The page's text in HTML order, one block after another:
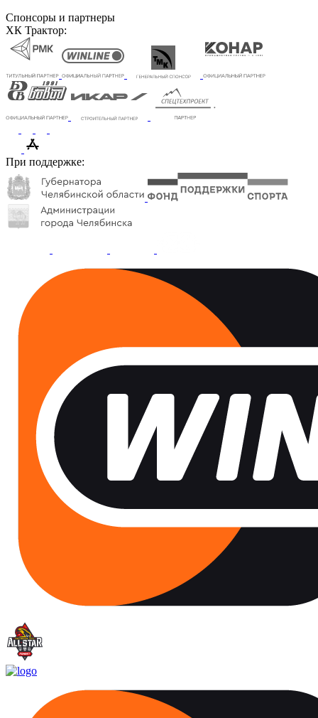
Спонсоры и партнеры
ХК Трактор:
При поддержке: